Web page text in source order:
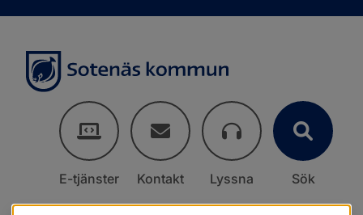
E-tjänster Kontakt Lyssna Sök